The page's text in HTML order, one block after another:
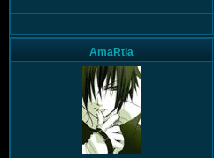
AmaRtia